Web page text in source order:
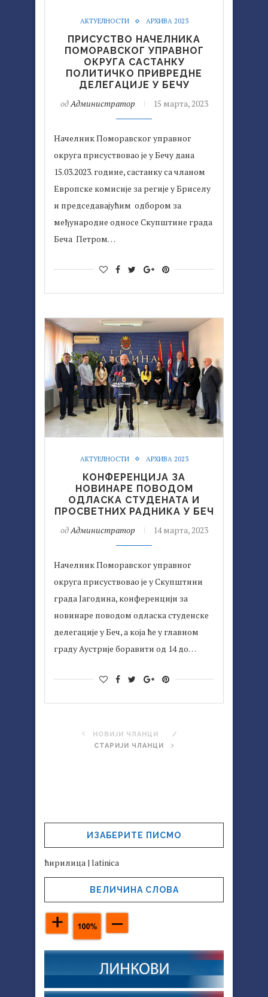
АКТУЕЛНОСТИ АРХИВА 2023
ПРИСУСТВО НАЧЕЛНИКА
ПОМОРАВСКОГ УПРАВНОГ
ОКРУГА САСТАНКУ
ПОЛИТИЧКO ПРИВРЕДНЕ
ДЕЛЕГАЦИЈЕ У БЕЧУ
одАдминистратор 15 марта, 2023
Начелник Поморавског управног
округа присуствовао је у Бечу дана
15.03.2023. године, састанку са чланом
Европске комисије за регије у Бриселу
и председавајућим одбором за
међународне односе Скупштине града
Беча Петром…
АКТУЕЛНОСТИ АРХИВА 2023
КОНФЕРЕНЦИЈА ЗА
НОВИНАРЕ ПОВОДОМ
ОДЛАСКА СТУДЕНАТА И
ПРОСВЕТНИХ РАДНИКА У БЕЧ
од Администратор 14 марта, 2023
Начелник Поморавског управног
округа присуствовао је у Скупштини
града Јагодина, конференцији за
новинаре поводом одласка студенске
делегације у Беч, а која ће у главном
граду Аустрије боравити од 14 до…
НОВИЈИ ЧЛАНЦИ
СТАРИЈИ ЧЛАНЦИ
ИЗАБЕРИТЕ ПИСМО
ћирилица | latinica
ВЕЛИЧИНА СЛОВА